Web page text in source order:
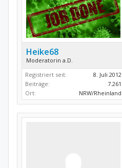
Heike68
Moderatorin a.D.
Registriert seit:
8. Juli 2012
Beiträge:
7.261
Ort:
NRW/Rheinland